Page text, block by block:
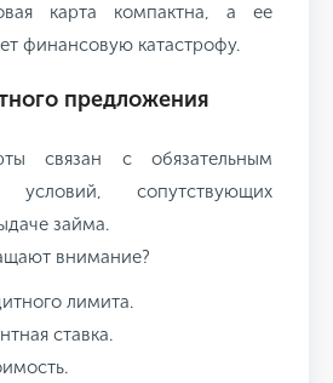
карта компактна, а ее
финансовую катастрофу.
предложения
связан с обязательным
условий, сопутствующих
займа.
внимание?
лимита.
ставка.